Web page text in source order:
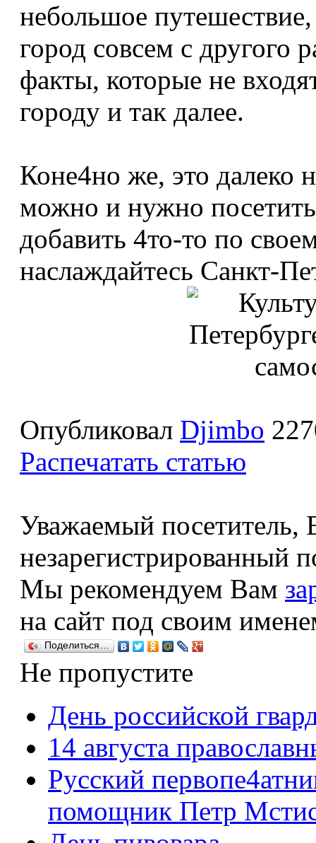
небольшое
город совсем с другого
факты, которые не
городу и так далее.
Коне4но же, это далеко
можно и нужно
добавить 4то-то по
наслаждайтесь Санкт-
Опубликовал Djimbo
Распечатать статью
Уважаемый посетитель,
незарегистрированный
Мы рекомендуем Вам
на сайт под своим
Поделиться…
Не пропустите
День российской
14 августа
Русский
помощник Петр